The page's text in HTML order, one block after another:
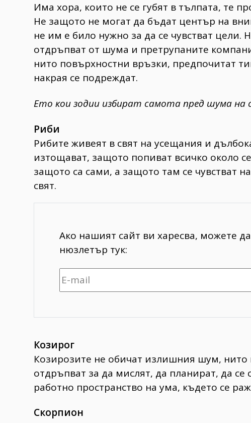
Има хора, които не се губят в тълпата, те
Не защото не могат да бъдат център на
не им е било нужно за да се чувстват цели.
отдръпват от шума и претрупаните
нито повърхностни връзки, предпочитат
накрая се подреждат.
Ето кои зодии избират самота пред шума на
Риби
Рибите живеят в свят на усещания и
изтощават, защото попиват всичко около
защото са сами, а защото там се чувстват
свят.
Ако нашият сайт ви харесва, можете
нюзлетър тук:
Козирог
Козирозите не обичат излишния шум, нито
отдръпват за да мислят, да планират, да
работно пространство на ума, където се
Скорпион